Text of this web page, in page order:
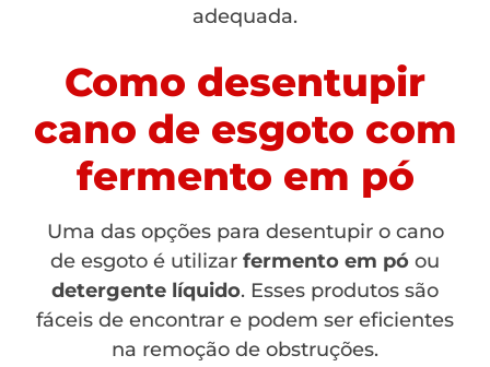
adequada.
Como desentupir
cano de esgoto com
fermento em pó
Uma das opções para desentupir o cano
de esgoto é utilizar fermento em pó ou
detergente líquido. Esses produtos são
fáceis de encontrar e podem ser eficientes
na remoção de obstruções.